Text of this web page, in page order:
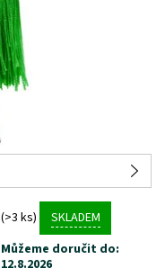
(>3 ks)
SKLADEM
Můžeme doručit do:
12.8.2026